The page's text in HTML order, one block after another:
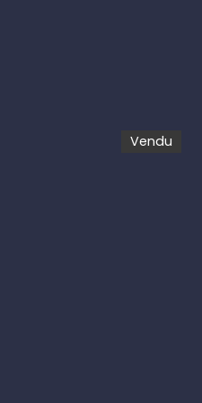
Vendu